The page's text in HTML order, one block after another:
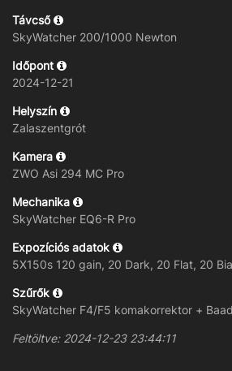
Távcső
SkyWatcher 200/1000 Newton
Időpont
2024-12-21
Helyszín
Zalaszentgrót
Kamera
ZWO Asi 294 MC Pro
Mechanika
SkyWatcher EQ6-R Pro
Expozíciós adatok
5X150s 120 gain, 20 Dark, 20 Flat, 20
Szűrők
SkyWatcher F4/F5 komakorrektor +
Feltöltve: 2024-12-23 23:44:11